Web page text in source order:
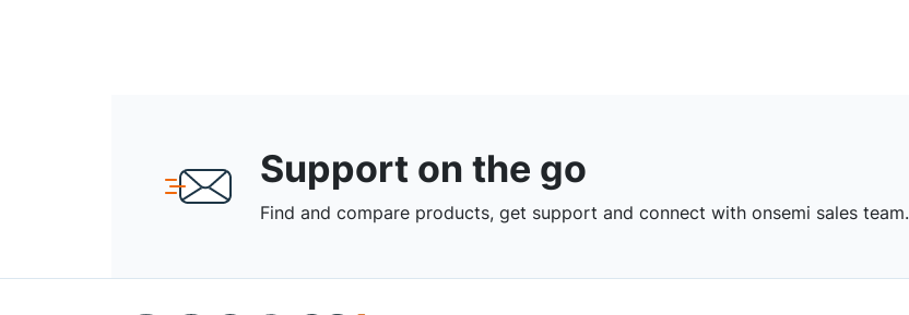
Support on the go
Find and compare products, get support and connect with onsemi sales team.